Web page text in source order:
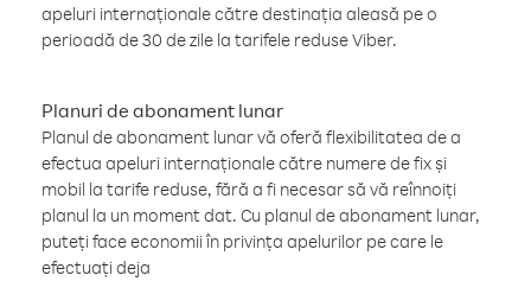
apeluri internaționale către destinația aleasă pe o
perioadă de 30 de zile la tarifele reduse Viber.
Planuri de abonament lunar
Planul de abonament lunar vă oferă flexibilitatea de a
efectua apeluri internaționale către numere de fix și
mobil la tarife reduse, fără a fi necesar să vă reînnoiți
planul la un moment dat. Cu planul de abonament lunar,
puteți face economii în privința apelurilor pe care le
efectuați deja